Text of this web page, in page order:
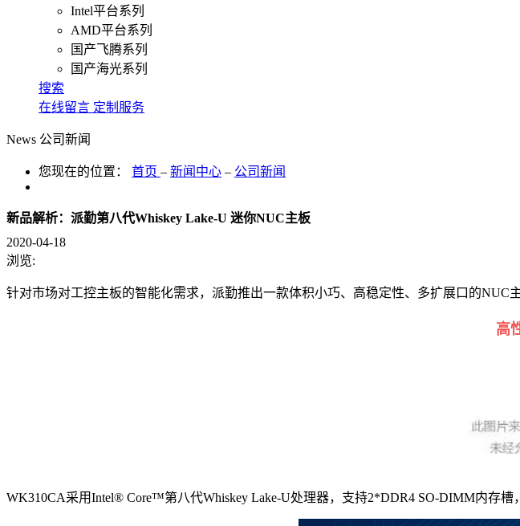
Intel平台系列
AMD平台系列
国产飞腾系列
国产海光系列
搜索
在线留言 定制服务
News 公司新闻
您现在的位置： 首页 – 新闻中心 – 公司新闻
新品解析：派勤第八代Whiskey Lake-U 迷你NUC主板
2020-04-18
浏览:
针对市场对工控主板的智能化需求，派勤推出一款体积小巧、高稳定性、多扩展口的
高
WK310CA采用Intel® Core™第八代Whiskey Lake-U处理器，支持2*DDR4 SO-DIMM内存槽